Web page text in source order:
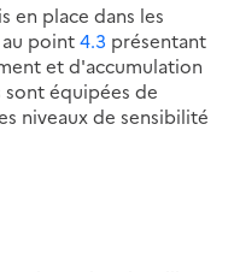
en place dans les
point4.3 présentant
et d'accumulation
sont équipées de
niveaux de sensibilité